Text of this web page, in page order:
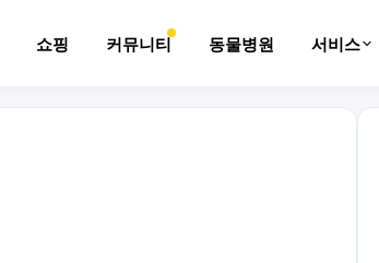
쇼핑 커뮤니티 동물병원 서비스